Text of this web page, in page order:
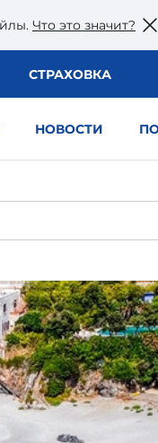
Что это значит?
СТРАХОВКА
НОВОСТИ